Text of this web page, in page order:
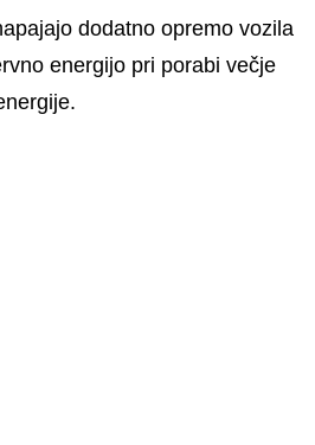
dodatno opremo vozila
energijo pri porabi večje